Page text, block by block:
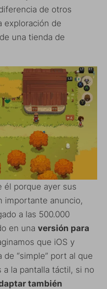
de otros
exploración de
una tienda de
él porque ayer sus
importante anuncio,
a las 500.000
en una versión para
que iOS y
“simple” port al que
la pantalla táctil, si no
también